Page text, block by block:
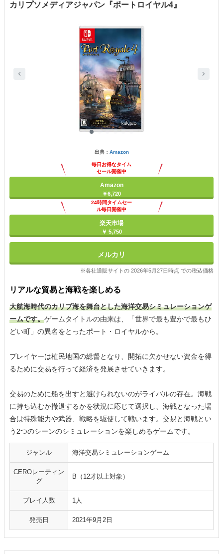
カリプソメディアジャパン『ポートロイヤル4』
出典： Amazon
毎日お得なタイム
セール開催中
Amazon
￥6,720
24時間タイムセー
ル毎日開催中
楽天市場
￥ 5,750
メルカリ
※各社通販サイトの 2026年5月27日時点 での税込価格
リアルな貿易と海戦を楽しめる
大航海時代のカリブ海を舞台とした海洋交易シミュレーションゲ
ームです。ゲームタイトルの由来は、「世界で最も豊かで最もひ
どい町」の異名をとったポート・ロイヤルから。
プレイヤーは植民地国の総督となり、開拓に欠かせない資金を得
るために交易を行って経済を発展させていきます。
交易のために船を出すと避けられないのがライバルの存在。海戦
に持ち込むか撤退するかを状況に応じて選択し、海戦となった場
合は特殊能力や武器、戦略を駆使して戦います。交易と海戦とい
う2つのシーンのシミュレーションを楽しめるゲームです。
ジャンル 海洋交易シミュレーションゲーム
CEROレーティン
グ
B（12才以上対象）
プレイ人数 1人
発売日 2021年9月2日